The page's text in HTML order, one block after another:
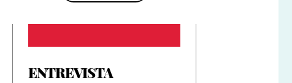
ENTREVISTA